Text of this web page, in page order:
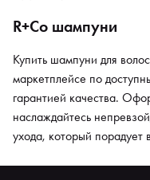
R+Co шампуни
Купить шампуни для
маркетплейсе по
гарантией качества.
наслаждайтесь
ухода, который порадует